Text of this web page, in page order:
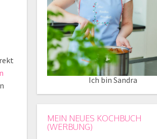
Ich bin Sandra
MEIN NEUES KOCHBUCH
(WERBUNG)